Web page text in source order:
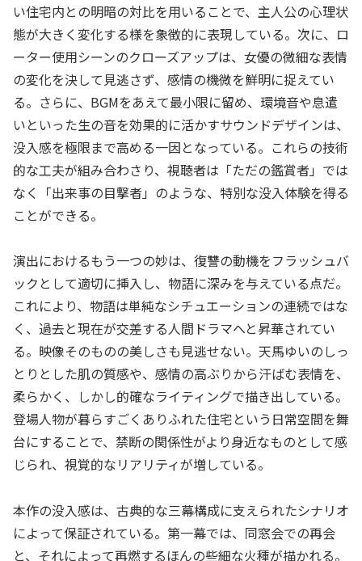
い住宅内との明暗の対比を用いることで、主人公の心理状
態が大きく変化する様を象徴的に表現している。次に、ロ
ーター使用シーンのクローズアップは、女優の微細な表情
の変化を決して見逃さず、感情の機微を鮮明に捉えてい
る。さらに、BGMをあえて最小限に留め、環境音や息遣
いといった生の音を効果的に活かすサウンドデザインは、
没入感を極限まで高める一因となっている。これらの技術
的な工夫が組み合わさり、視聴者は「ただの鑑賞者」では
なく「出来事の目撃者」のような、特別な没入体験を得る
ことができる。
演出におけるもう一つの妙は、復讐の動機をフラッシュバ
ックとして適切に挿入し、物語に深みを与えている点だ。
これにより、物語は単純なシチュエーションの連続ではな
く、過去と現在が交差する人間ドラマへと昇華されてい
る。映像そのものの美しさも見逃せない。天馬ゆいのしっ
とりとした肌の質感や、感情の高ぶりから汗ばむ表情を、
柔らかく、しかし的確なライティングで描き出している。
登場人物が暮らすごくありふれた住宅という日常空間を舞
台にすることで、禁断の関係性がより身近なものとして感
じられ、視覚的なリアリティが増している。
本作の没入感は、古典的な三幕構成に支えられたシナリオ
によって保証されている。第一幕では、同窓会での再会
と、それによって再燃するほんの些細な火種が描かれる。